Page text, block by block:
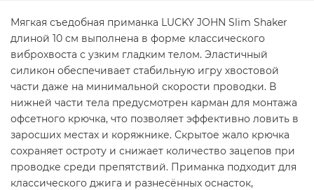
Мягкая съедобная приманка LUCKY JOHN Slim Shaker
длиной 10 см выполнена в форме классического
виброхвоста с узким гладким телом. Эластичный
силикон обеспечивает стабильную игру хвостовой
части даже на минимальной скорости проводки. В
нижней части тела предусмотрен карман для монтажа
офсетного крючка, что позволяет эффективно ловить в
заросших местах и коряжнике. Скрытое жало крючка
сохраняет остроту и снижает количество зацепов при
проводке среди препятствий. Приманка подходит для
классического джига и разнесённых оснасток,